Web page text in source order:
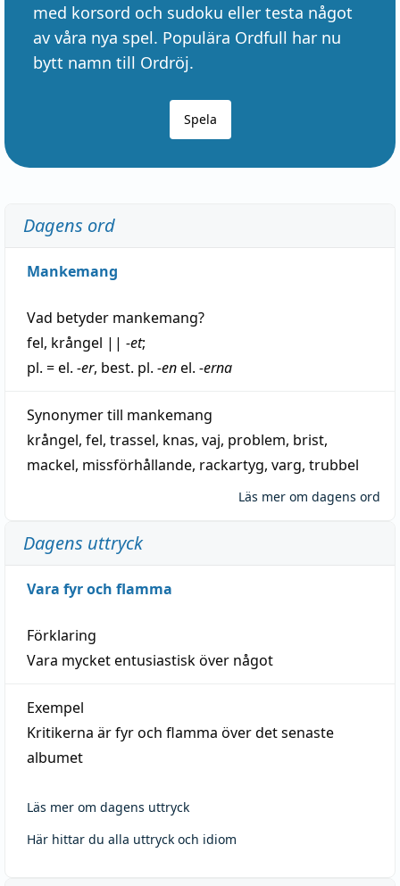
med korsord och sudoku eller testa något
av våra nya spel. Populära Ordfull har nu
bytt namn till Ordröj.
Spela
Dagens ord
Mankemang
Vad betyder mankemang?
fel, krångel || -et;
pl. = el. -er, best. pl. -enel. -erna
Synonymer till mankemang
krångel, fel, trassel, knas, vaj, problem, brist,
mackel, missförhållande, rackartyg, varg, trubbel
Läs mer om dagens ord
Dagens uttryck
Vara fyr och flamma
Förklaring
Vara mycket entusiastisk över något
Exempel
Kritikerna är fyr och flamma över det senaste
albumet
Läs mer om dagens uttryck
Här hittar du alla uttryck och idiom